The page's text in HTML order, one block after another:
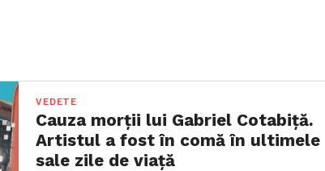
VEDETE
Cauza morții lui Gabriel Cotabiță.
Artistul a fost în comă în ultimele
sale zile de viață